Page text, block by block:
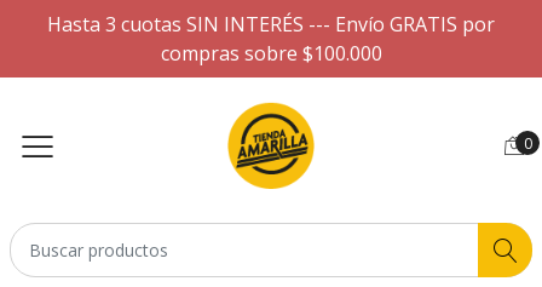
Hasta 3 cuotas SIN INTERÉS --- Envío GRATIS por
compras sobre $100.000
0